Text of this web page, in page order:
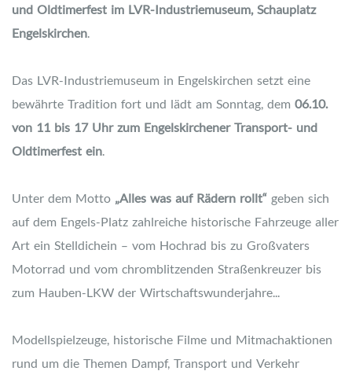
und Oldtimerfest im LVR-Industriemuseum, Schauplatz
Engelskirchen.
Das LVR-Industriemuseum in Engelskirchen setzt eine
bewährte Tradition fort und lädt am Sonntag, dem 06.10.
von 11 bis 17 Uhr zum Engelskirchener Transport- und
Oldtimerfest ein.
Unter dem Motto „Alles was auf Rädern rollt“ geben sich
auf dem Engels-Platz zahlreiche historische Fahrzeuge aller
Art ein Stelldichein – vom Hochrad bis zu Großvaters
Motorrad und vom chromblitzenden Straßenkreuzer bis
zum Hauben-LKW der Wirtschaftswunderjahre...
Modellspielzeuge, historische Filme und Mitmachaktionen
rund um die Themen Dampf, Transport und Verkehr